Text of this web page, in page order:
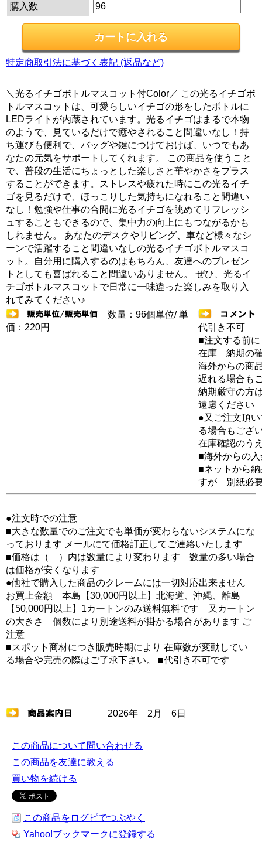
購入数
特定商取引法に基づく表記 (返品など)
＼光るイチゴボトルマスコット付Color／ この光るイチゴボ
トルマスコットは、可愛らしいイチゴの形をしたボトルに
LEDライトが内蔵されています。光るイチゴはまるで本物
のようで、見ているだけで癒やされること間違いなし！持
ち運びも便利で、バッグや鍵につけておけば、いつでもあ
なたの元気をサポートしてくれます。 この商品を使うこと
で、普段の生活にちょっとした楽しさと華やかさをプラス
することができます。ストレスや疲れた時にこの光るイチ
ゴを見るだけで、ほっこりした気持ちになれること間違い
なし！勉強や仕事の合間に光るイチゴを眺めてリフレッシ
ュすることもできるので、集中力の向上にもつながるかも
しれません。 あなたのデスクやリビング、車など様々なシ
ーンで活躍すること間違いなしの光るイチゴボトルマスコ
ット。自分用に購入するのはもちろん、友達へのプレゼン
トとしても喜ばれること間違いありません。 ぜひ、光るイ
チゴボトルマスコットで日常に一味違った楽しみを取り入
れてみてください♪
数量：96個単位/ 単
価：220円
代引き不可
■注文する前に
在庫 納期の
海外からの商
遅れる場合も
納期厳守の方
遠慮ください
●又ご注文頂
る場合もござ
在庫確認のう
■海外からの
■ネットから
すが 別紙必
●注文時での注意
■大きな数量でのご注文でも単価が変わらないシステムにな
っております メールにて価格訂正してご連絡いたします
■価格は（ ）内は数量により変わります 数量の多い場合
は価格が安くなります
●他社で購入した商品のクレームには一切対応出来ません
お買上金額 本島【30,000円以上】北海道、沖縄、離島
【50,000円以上】1カートンのみ送料無料です 又カートン
の大きさ 個数により別途送料が掛かる場合があります ご
注意
■スポット商材につき販売時期により 在庫数が変動してい
る場合や完売の際はご了承下さい。 ■代引き不可です
2026年 2月 6日
この商品について問い合わせる
この商品を友達に教える
買い物を続ける
この商品をログピでつぶやく
Yahoo!ブックマークに登録する